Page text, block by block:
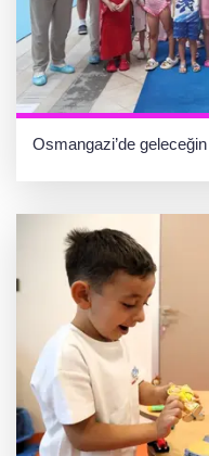
Osmangazi’de